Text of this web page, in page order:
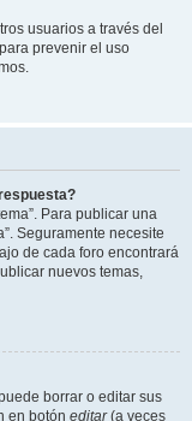
usuarios a través del
prevenir el uso
Para publicar una
Seguramente necesite
de cada foro encontrará
nuevos temas,
borrar o editar sus
en botón editar(a veces